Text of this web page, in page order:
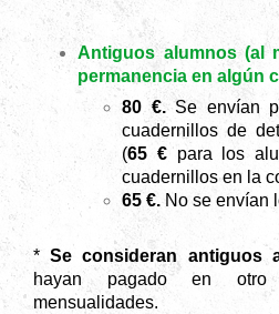
Antiguos alumnos (al
permanencia en algún
80 €.Se envían
cuadernillos de
(65 € para los
cuadernillos en la
65 €. No se envían
*Se consideran antiguos
hayan pagado en
mensualidades.